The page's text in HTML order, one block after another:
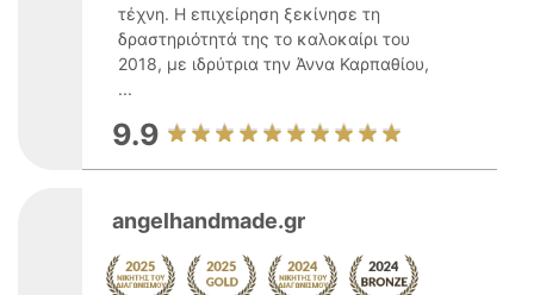
τέχνη. Η επιχείρηση ξεκίνησε τη
δραστηριότητά της το καλοκαίρι του
2018, με ιδρύτρια την Άννα Καρπαθίου,
...
9.9
angelhandmade.gr